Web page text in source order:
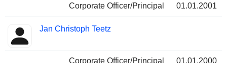
Corporate Officer/Principal 01.01.2001
Jan Christoph Teetz
Corporate Officer/Principal 01.01.2000